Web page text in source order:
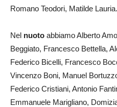
Romano Teodori, Matilde Lauria.
Nel nuoto abbiamo Alberto
Beggiato, Francesco Bettella,
Federico Bicelli, Francesco
Vincenzo Boni, Manuel
Federico Cristiani, Antonio
Emmanuele Marigliano,